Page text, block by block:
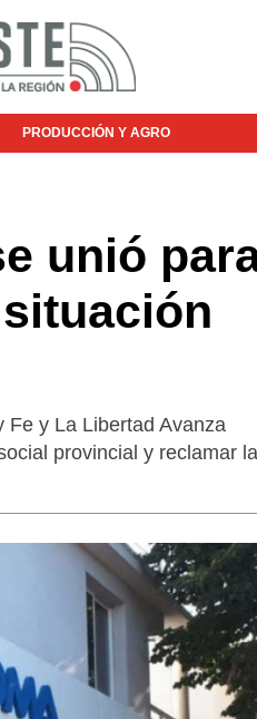
PRODUCCIÓN Y AGRO
unió
Fe y La Libertad Avanza
provincial y reclamar la